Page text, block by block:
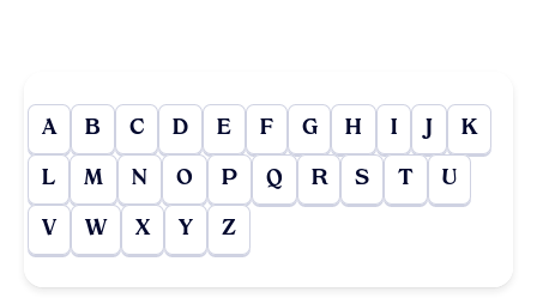
A B C D E F G H I J K
L M N O P Q R S T U
V W X Y Z